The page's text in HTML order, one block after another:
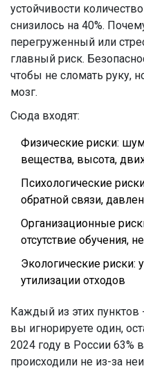
устойчивости
снизилось на 40%.
перегруженный или
главный риск.
чтобы не сломать руку,
мозг.
Сюда входят:
Физические риски:
вещества, высота,
Психологические
обратной связи,
Организационные
отсутствие обучения,
Экологические риски:
утилизации отходов
Каждый из этих пунктов
вы игнорируете один,
2024 году в России 63%
происходили не из-за